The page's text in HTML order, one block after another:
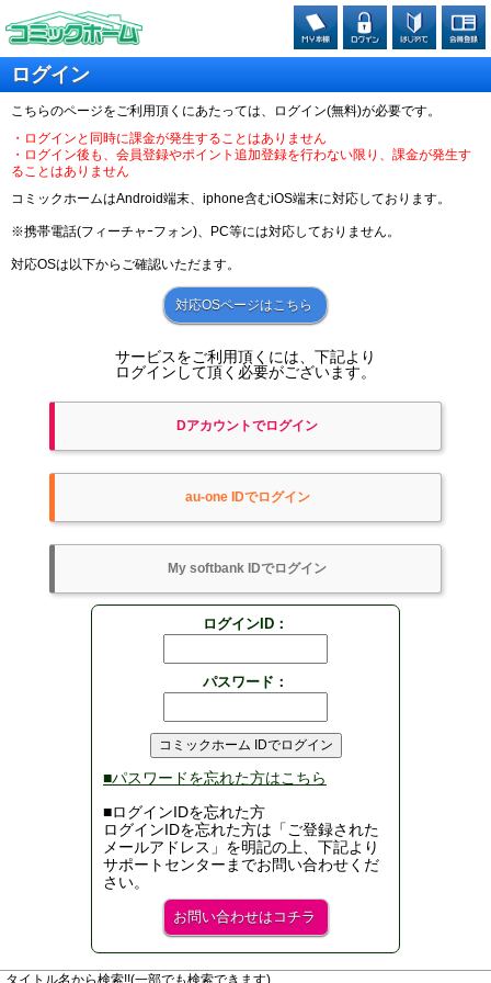
ログイン
こちらのページをご利用頂くにあたっては、ログイン(無料)が必要です。
・ログインと同時に課金が発生することはありません
・ログイン後も、会員登録やポイント追加登録を行わない限り、課金が発生す
ることはありません
コミックホームはAndroid端末、iphone含むiOS端末に対応しております。
※携帯電話(フィーチャｰフォン)、PC等には対応しておりません。
対応OSは以下からご確認いただます。
対応OSページはこちら
サービスをご利用頂くには、下記より
ログインして頂く必要がございます。
Dアカウントでログイン
au-one IDでログイン
My softbank IDでログイン
ログインID：
パスワード：
コミックホーム IDでログイン
■パスワードを忘れた方はこちら
■ログインIDを忘れた方
ログインIDを忘れた方は「ご登録された
メールアドレス」を明記の上、下記より
サポートセンターまでお問い合わせくだ
さい。
お問い合わせはコチラ
タイトル名から検索!!(一部でも検索できます)